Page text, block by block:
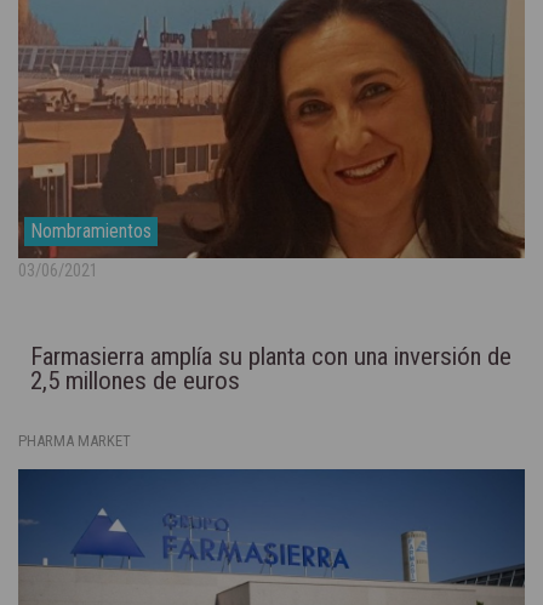
Nombramientos
03/06/2021
Farmasierra amplía su planta con una inversión de
2,5 millones de euros
PHARMA MARKET